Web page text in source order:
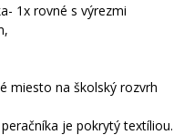
1x rovné s výrezmi
miesto na školský rozvrh
je pokrytý textíliou.